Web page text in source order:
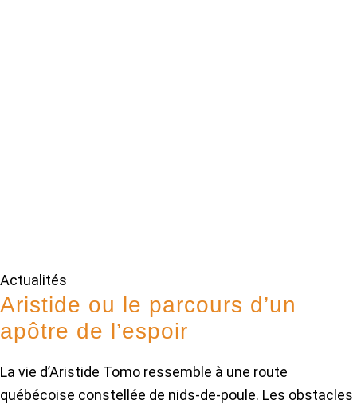
Actualités
Aristide ou le parcours d’un
apôtre de l’espoir
La vie d’Aristide Tomo ressemble à une route
québécoise constellée de nids-de-poule. Les obstacles